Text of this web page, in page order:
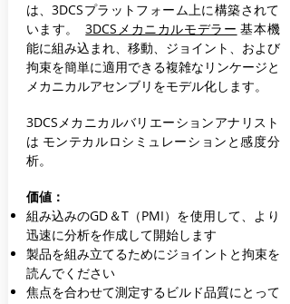
は、3DCSプラットフォーム上に構築されて
います。
3DCSメカニカルモデラー 基本機
能に組み込まれ、移動、ジョイント、および
拘束を簡単に適用できる複雑なリンケージと
メカニカルアセンブリをモデル化します。
3DCSメカニカルバリエーションアナリスト
は モンテカルロシミュレーションと感度分
析。
価値：
組み込みのGD＆T（PMI）を使用して、より
迅速に分析を作成して開始します
製品を組み立てるためにジョイントと拘束を
読んでください
焦点を合わせて測定するビルド品質にとって